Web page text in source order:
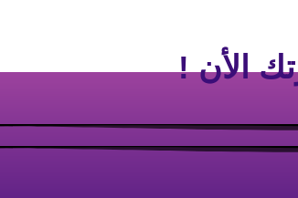
الأن !